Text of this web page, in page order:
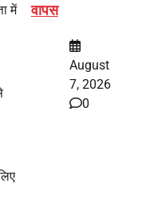
में
वापस
August
7, 2026
0